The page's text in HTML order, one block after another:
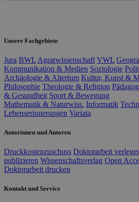
Unsere Fachgebiete
Jura BWL Agrarwissenschaft VWL
Kommunikation & Medien Soziologie
Archäologie & Altertum Kultur, Kunst &
Philosophie Theologie & Religion
& Gesundheit Sport & Bewegung
Mathematik & Naturwiss. Informatik
Lebenserinnerungen Variata
Autorinnen und Autoren
Druckkostenzuschuss Doktorarbeit
publizieren Wissenschaftsverlag Open
Doktorarbeit drucken
Kontakt und Service